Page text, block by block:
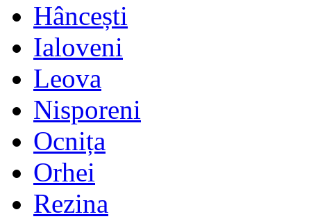
Hâncești
Ialoveni
Leova
Nisporeni
Ocnița
Orhei
Rezina